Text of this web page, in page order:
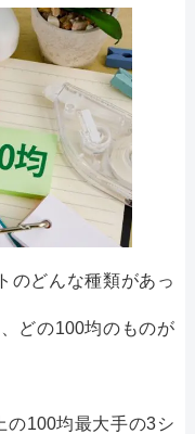
のどんな種類があっ
どの100均のものが
の100均最大手の3シ